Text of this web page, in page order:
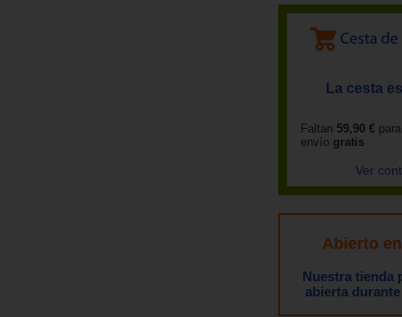
La cesta
Faltan 59,90 €
envío gratis
Ver
Abierto
Nuestra tienda
abierta